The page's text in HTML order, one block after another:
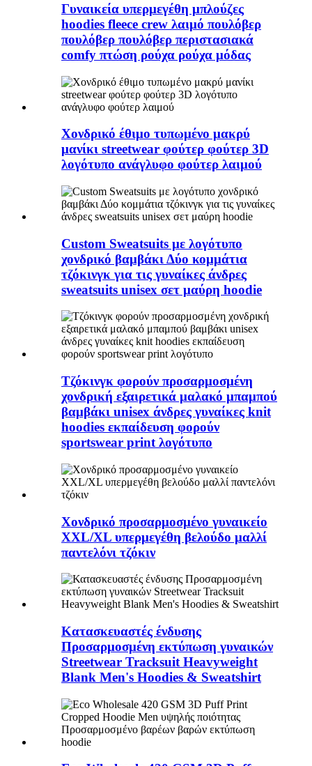
Γυναικεία υπερμεγέθη μπλούζες
hoodies fleece crew λαιμό πουλόβερ
πουλόβερ πουλόβερ περιστασιακά
comfy πτώση ρούχα ρούχα μόδας
Χονδρικό έθιμο τυπωμένο μακρύ
μανίκι streetwear φούτερ φούτερ 3D
λογότυπο ανάγλυφο φούτερ λαιμού
Custom Sweatsuits με λογότυπο
χονδρικό βαμβάκι Δύο κομμάτια
τζόκινγκ για τις γυναίκες άνδρες
sweatsuits unisex σετ μαύρη hoodie
Τζόκινγκ φορούν προσαρμοσμένη
χονδρική εξαιρετικά μαλακό μπαμπού
βαμβάκι unisex άνδρες γυναίκες knit
hoodies εκπαίδευση φορούν
sportswear print λογότυπο
Χονδρικό προσαρμοσμένο γυναικείο
XXL/XL υπερμεγέθη βελούδο μαλλί
παντελόνι τζόκιν
Κατασκευαστές ένδυσης
Προσαρμοσμένη εκτύπωση γυναικών
Streetwear Tracksuit Heavyweight
Blank Men's Hoodies & Sweatshirt